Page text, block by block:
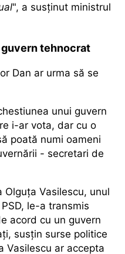
", a susținut ministrul
guvern tehnocrat
Dan ar urma să se
unui guvern
i-ar vota, dar cu o
poată numi oameni
- secretari de
Olguța Vasilescu, unul
le-a transmis
acord cu un guvern
susțin surse politice
Vasilescu ar accepta